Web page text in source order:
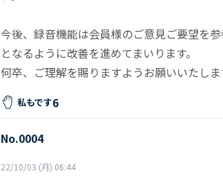
今後、録音機能は会員様のご意見ご要望を
となるように改善を進めてまいります。
何卒、ご理解を賜りますようお願いいたしま
私もです6
No.0004
22/10/03 (月) 06:44